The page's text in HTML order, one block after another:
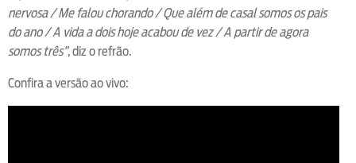
nervosa / Me falou chorando / Que além de casal somos os pais
do ano / A vida a dois hoje acabou de vez / A partir de agora
somos três”, diz o refrão.
Confira a versão ao vivo: